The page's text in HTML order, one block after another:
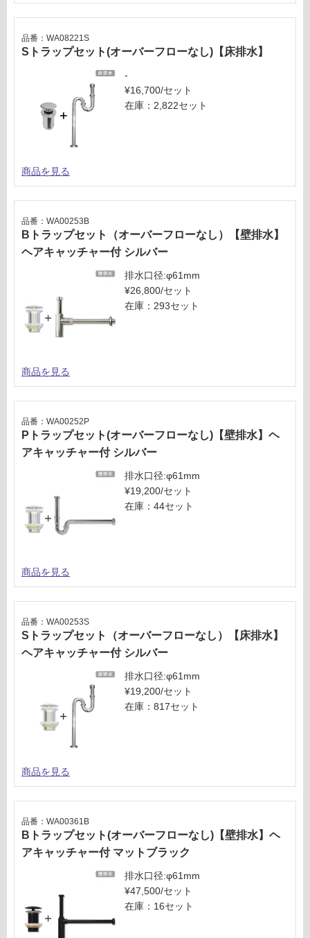
Sトラップセット(オーバーフローなし)【床排水】
品番：WA08221S
-
¥16,700/セット
在庫：2,822セット
商品を見る
Bトラップセット（オーバーフローなし）【壁排水】
ヘアキャッチャー付 シルバー
品番：WA00253B
排水口径:φ61mm
¥26,800/セット
在庫：293セット
商品を見る
Pトラップセット(オーバーフローなし)【壁排水】ヘ
アキャッチャー付 シルバー
品番：WA00252P
排水口径:φ61mm
¥19,200/セット
在庫：44セット
商品を見る
Sトラップセット（オーバーフローなし）【床排水】
ヘアキャッチャー付 シルバー
品番：WA00253S
排水口径:φ61mm
¥19,200/セット
在庫：817セット
商品を見る
Bトラップセット(オーバーフローなし)【壁排水】ヘ
アキャッチャー付 マットブラック
品番：WA00361B
排水口径:φ61mm
¥47,500/セット
在庫：16セット